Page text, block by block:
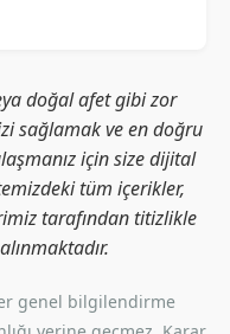
doğal afet gibi zor
sağlamak ve en doğru
için size dijital
tüm içerikler,
tarafından titizlikle
genel bilgilendirme